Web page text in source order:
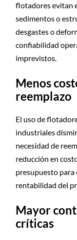
flotadores evitan
sedimentos o
desgastes o
confiabilidad
imprevistos.
Menos
reemplazo
El uso de
industriales
necesidad de
reducción en
presupuesto para
rentabilidad del
Mayor
críticas